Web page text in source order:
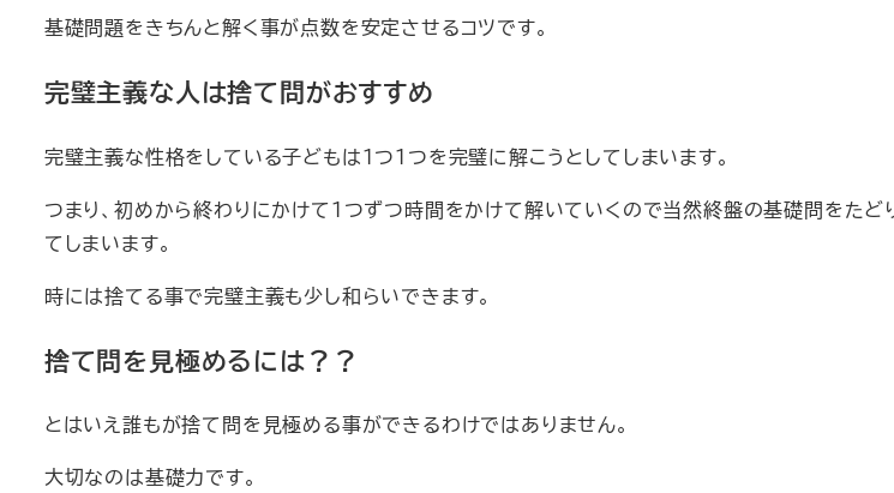
基礎問題をきちんと解く事が点数を安定させるコツです。
完璧主義な人は捨て問がおすすめ
完璧主義な性格をしている子どもは１つ１つを完璧に解こうとしてしまいます。
つまり、初めから終わりにかけて１つずつ時間をかけて解いていくので当然終盤の基礎問をた
てしまいます。
時には捨てる事で完璧主義も少し和らいできます。
捨て問を見極めるには？？
とはいえ誰もが捨て問を見極める事ができるわけではありません。
大切なのは基礎力です。